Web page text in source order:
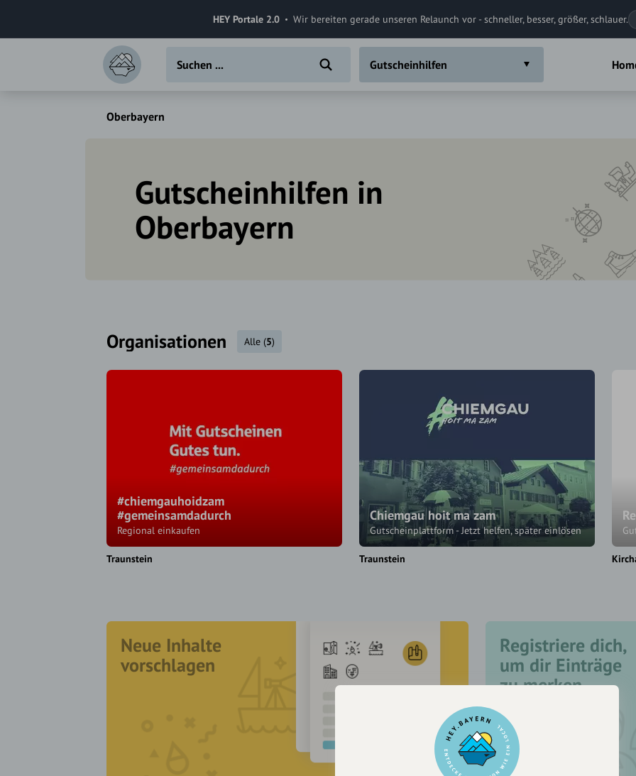
HEY Portale 2.0 Wir bereiten gerade unseren Relaunch vor - schneller, besser, größer, schlauer.
Gutscheinhilfen
Oberbayern
Gutscheinhilfen in
Oberbayern
Organisationen Alle (5)
#chiemgauhoidzam
#gemeinsamdadurch
Regional einkaufen
Traunstein
Chiemgau hoit ma zam
Gutscheinplattform - Jetzt helfen, später einlösen
Traunstein
Neue Inhalte
vorschlagen
Registriere dich,
um dir Einträge
zu merken